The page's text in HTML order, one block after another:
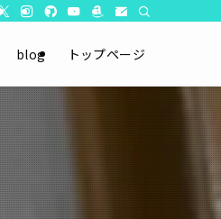
blog トップページ